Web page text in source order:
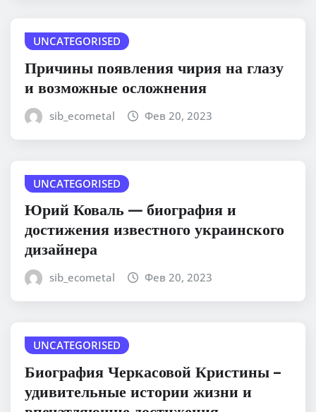
UNCATEGORISED
Причины появления чирия на глазу
и возможные осложнения
sib_ecometal Фев 20, 2023
UNCATEGORISED
Юрий Коваль — биография и
достижения известного украинского
дизайнера
sib_ecometal Фев 20, 2023
UNCATEGORISED
Биография Черкасовой Кристины –
удивительные истории жизни и